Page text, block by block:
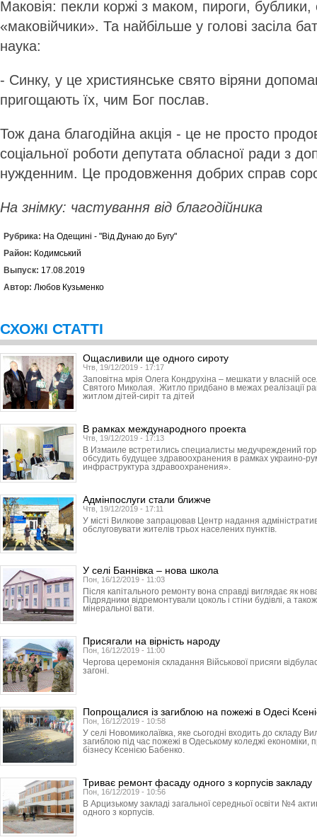
Маковія: пекли коржі з маком, пироги,
«маковійчики». Та найбільше у голові засіла
наука:
- Синку, у це християнське свято віряни
пригощають їх, чим Бог послав.
Тож дана благодійна акція - це не просто
соціальної роботи депутата обласної ради з
нужденним. Це продовження добрих справ
На знімку: частування від благодійника
Рубрика: На Одещині - "Від Дунаю до Бугу"
Район: Кодимський
Выпуск: 17.08.2019
Автор: Любов Кузьменко
СХОЖІ СТАТТІ
Ощасливили ще одного сироту
Чтв, 19/12/2019 - 17:17
Заповітна мрія Олега Кондрухіна – мешкати у власній
Святого Миколая. Житло придбано в межах реалізації
житлом дітей-сиріт та дітей
В рамках международного проекта
Чтв, 19/12/2019 - 17:13
В Измаиле встретились специалисты медучреждений
обсудить будущее здравоохранения в рамках украино-
инфраструктура здравоохранения».
Адмінпослуги стали ближче
Чтв, 19/12/2019 - 17:11
У місті Вилкове запрацював Центр надання
обслуговувати жителів трьох населених пунктів.
У селі Баннівка – нова школа
Пон, 16/12/2019 - 11:03
Після капітального ремонту вона справді виглядає як
Підрядники відремонтували цоколь і стіни будівлі, а
мінеральної вати.
Присягали на вірність народу
Пон, 16/12/2019 - 11:00
Чергова церемонія складання Військової присяги
загоні.
Попрощалися із загиблою на пожежі в Одесі
Пон, 16/12/2019 - 10:58
У селі Новомиколаївка, яке сьогодні входить до складу
загиблою під час пожежі в Одеському коледжі економіки,
бізнесу Ксенією Бабенко.
Триває ремонт фасаду одного з корпусів закладу
Пон, 16/12/2019 - 10:56
В Арцизькому закладі загальної середньої освіти №4
одного з корпусів.